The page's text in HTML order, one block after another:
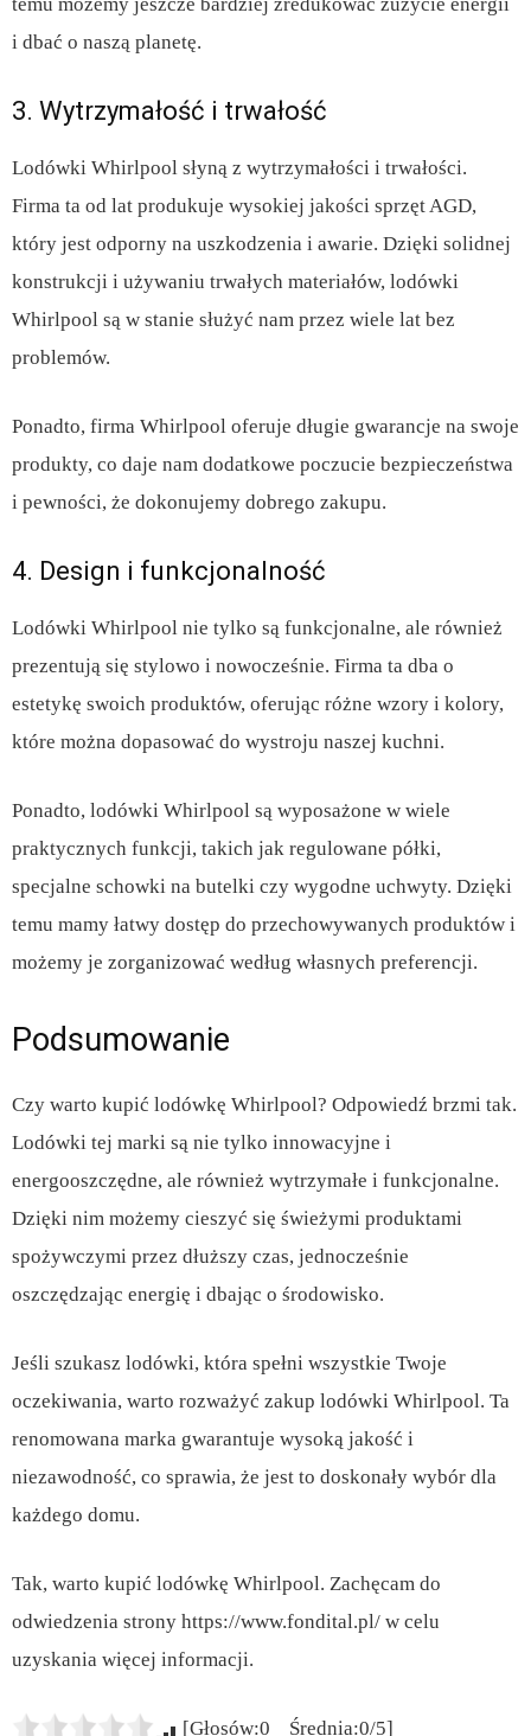
i dbać o naszą planetę.
3. Wytrzymałość i trwałość
Lodówki Whirlpool słyną z wytrzymałości i trwałości.
Firma ta od lat produkuje wysokiej jakości sprzęt AGD,
który jest odporny na uszkodzenia i awarie. Dzięki solidnej
konstrukcji i używaniu trwałych materiałów, lodówki
Whirlpool są w stanie służyć nam przez wiele lat bez
problemów.
Ponadto, firma Whirlpool oferuje długie gwarancje na swoje
produkty, co daje nam dodatkowe poczucie bezpieczeństwa
i pewności, że dokonujemy dobrego zakupu.
4. Design i funkcjonalność
Lodówki Whirlpool nie tylko są funkcjonalne, ale również
prezentują się stylowo i nowocześnie. Firma ta dba o
estetykę swoich produktów, oferując różne wzory i kolory,
które można dopasować do wystroju naszej kuchni.
Ponadto, lodówki Whirlpool są wyposażone w wiele
praktycznych funkcji, takich jak regulowane półki,
specjalne schowki na butelki czy wygodne uchwyty. Dzięki
temu mamy łatwy dostęp do przechowywanych produktów i
możemy je zorganizować według własnych preferencji.
Podsumowanie
Czy warto kupić lodówkę Whirlpool? Odpowiedź brzmi tak.
Lodówki tej marki są nie tylko innowacyjne i
energooszczędne, ale również wytrzymałe i funkcjonalne.
Dzięki nim możemy cieszyć się świeżymi produktami
spożywczymi przez dłuższy czas, jednocześnie
oszczędzając energię i dbając o środowisko.
Jeśli szukasz lodówki, która spełni wszystkie Twoje
oczekiwania, warto rozważyć zakup lodówki Whirlpool. Ta
renomowana marka gwarantuje wysoką jakość i
niezawodność, co sprawia, że jest to doskonały wybór dla
każdego domu.
Tak, warto kupić lodówkę Whirlpool. Zachęcam do
odwiedzenia strony https://www.fondital.pl/ w celu
uzyskania więcej informacji.
[Głosów:0 Średnia:0/5]